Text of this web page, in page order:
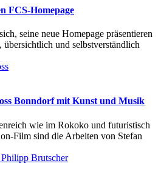
FCS-Homepage
seine neue Homepage präsentieren
und selbstverständlich
Bonndorf mit Kunst und Musik
wie im Rokoko und futuristisch
Film sind die Arbeiten von Stefan